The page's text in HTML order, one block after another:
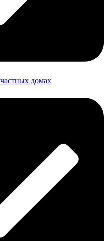
домах